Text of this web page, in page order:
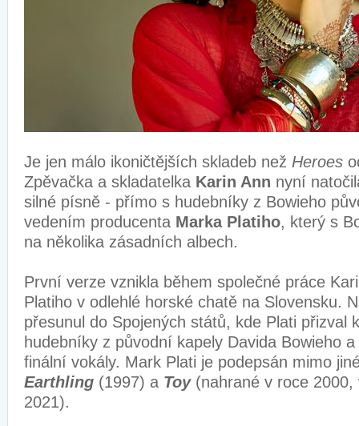
Je jen málo ikoničtějších skladeb než Heroes
Zpěvačka a skladatelka Karin Ann nyní
silné písně - přímo s hudebníky z Bowieho
vedením producenta Marka Platiho, který s
na několika zásadních albech.
První verze vznikla během společné práce
Platiho v odlehlé horské chatě na Slovensku.
přesunul do Spojených států, kde Plati přizval
hudebníky z původní kapely Davida Bowieho
finální vokály. Mark Plati je podepsán mimo
Earthling (1997) a Toy(nahrané v roce 2000,
2021).